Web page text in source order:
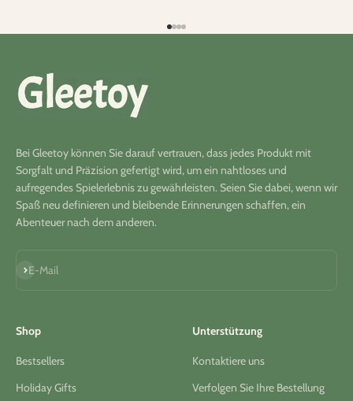
Gehe zu Element 1
Gehe zu Element 2
Gehe zu Element 3
Gehe zu Element 4
Bei Gleetoy können Sie darauf vertrauen, dass jedes Produkt mit
Sorgfalt und Präzision gefertigt wird, um ein nahtloses und
aufregendes Spielerlebnis zu gewährleisten. Seien Sie dabei, wenn wir
Spaß neu definieren und bleibende Erinnerungen schaffen, ein
Abenteuer nach dem anderen.
E-Mail
Abonnieren
Shop
Bestsellers
Holiday Gifts
Unterstützung
Kontaktiere uns
Verfolgen Sie Ihre Bestellung